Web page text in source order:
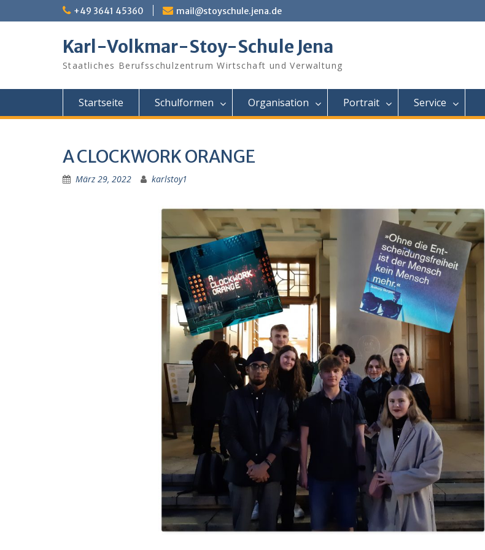
to
+49 3641 45360 mail@stoyschule.jena.de
Karl-Volkmar-Stoy-Schule Jena
Staatliches Berufsschulzentrum Wirtschaft und Verwaltung
Startseite Schulformen Organisation Portrait Service
A CLOCKWORK ORANGE
März 29, 2022 karlstoy1